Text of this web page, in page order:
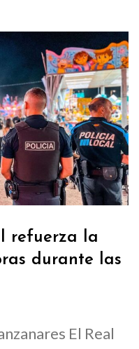
refuerza la
durante las
El Real